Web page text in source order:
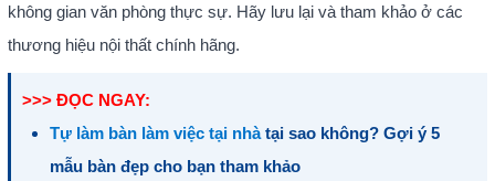
không gian văn phòng thực sự. Hãy lưu lại và tham khảo ở các
thương hiệu nội thất chính hãng.
>>> ĐỌC NGAY:
Tự làm bàn làm việc tại nhàtại sao không? Gợi ý 5
mẫu bàn đẹp cho bạn tham khảo